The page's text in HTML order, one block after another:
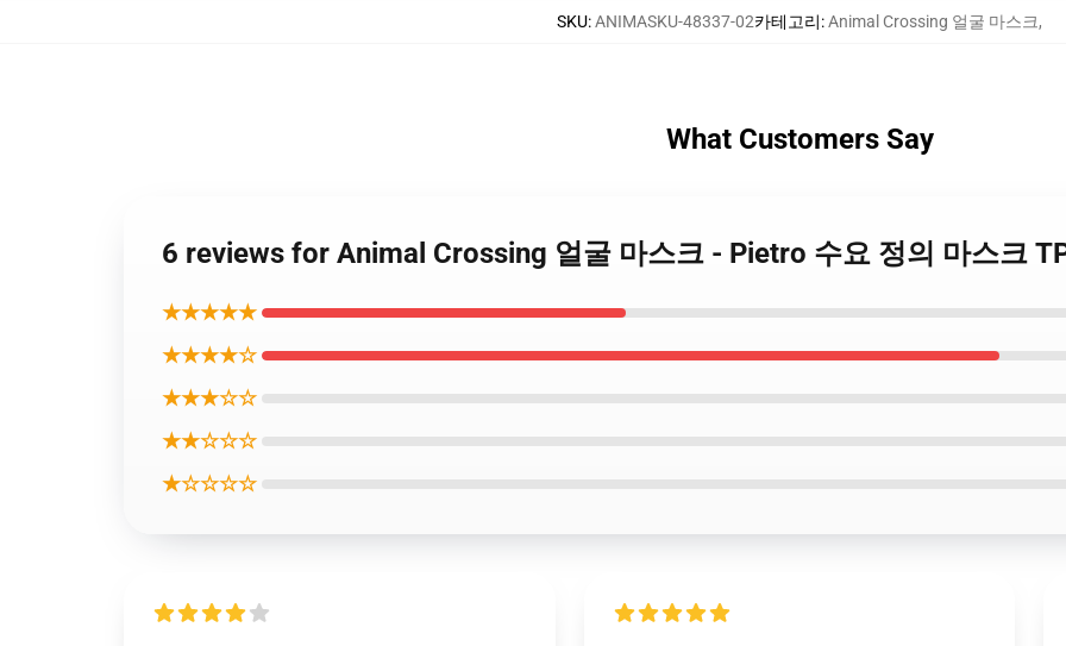
SKU:ANIMASKU-48337-02카테고리:Animal Crossing 얼굴 마스크,
What Customers Say
6 reviews for Animal Crossing 얼굴 마스크 - Pietro 수요 정의 마스크
★★★★★
★★★★☆
★★★☆☆
★★☆☆☆
★☆☆☆☆